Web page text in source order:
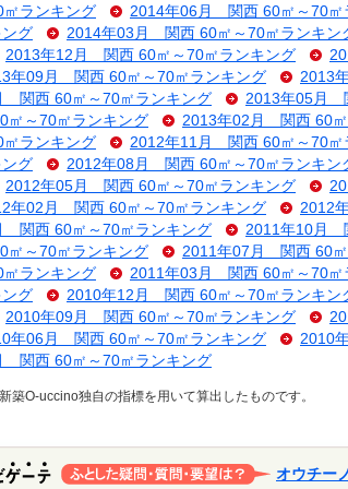
ランキング 2014年06月 関西 60㎡～70㎡
グ 2014年03月 関西 60㎡～70㎡ランキン
2013年12月 関西 60㎡～70㎡ランキング
年09月 関西 60㎡～70㎡ランキング 2013
関西 60㎡～70㎡ランキング 2013年05月
～70㎡ランキング 2013年02月 関西 60㎡
ランキング 2012年11月 関西 60㎡～70㎡
グ 2012年08月 関西 60㎡～70㎡ランキン
2012年05月 関西 60㎡～70㎡ランキング
年02月 関西 60㎡～70㎡ランキング 2012
関西 60㎡～70㎡ランキング 2011年10月
～70㎡ランキング 2011年07月 関西 60㎡
ランキング 2011年03月 関西 60㎡～70㎡
グ 2010年12月 関西 60㎡～70㎡ランキン
2010年09月 関西 60㎡～70㎡ランキング
年06月 関西 60㎡～70㎡ランキング 2010
関西 60㎡～70㎡ランキング
O-uccino独自の指標を用いて算出したものです。
オウチー